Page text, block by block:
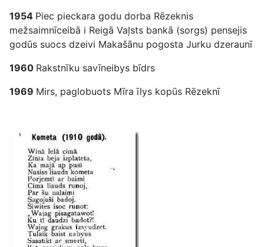
1954 Piec pieckara godu dorba Rēzeknis
mežsaimnīceibā i Reigā Vaļsts bankā (sorgs) pensejis
godūs suocs dzeivi Makašānu pogosta Jurku dzeraunī
1960 Rakstnīku savīneibys bīdrs
1969 Mirs, paglobuots Mīra īlys kopūs Rēzeknī